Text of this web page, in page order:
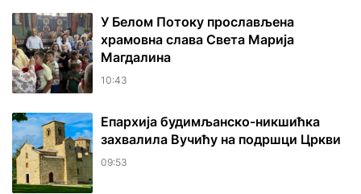
У Белом Потоку прослављена
храмовна слава Света Марија
Магдалина
10:43
Епархија будимљанско-никшићка
захвалила Вучићу на подршци Цркви
09:53